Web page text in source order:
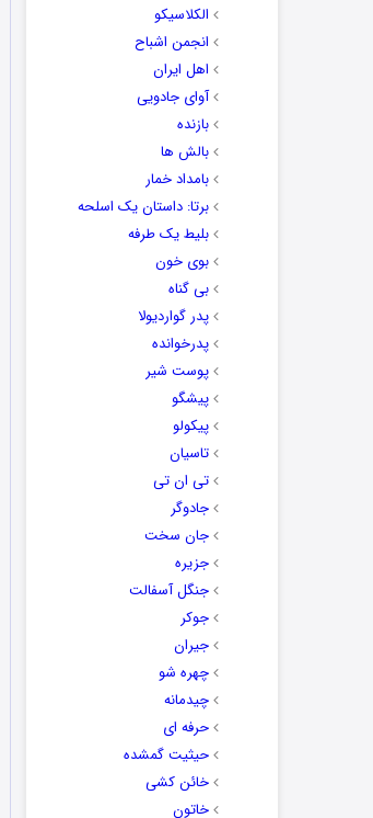
الکلاسیکو
انجمن اشباح
اهل ایران
آوای جادویی
بازنده
بالش ها
بامداد خمار
برتا: داستان یک اسلحه
بلیط یک‌‌ طرفه
بوی خون
بی گناه
پدر گواردیولا
پدرخوانده
پوست شیر
پیشگو
پیکولو
تاسیان
تی ان تی
جادوگر
جان سخت
جزیره
جنگل آسفالت
جوکر
جیران
چهره شو
چیدمانه
حرفه ای
حیثیت گمشده
خائن کشی
خاتون